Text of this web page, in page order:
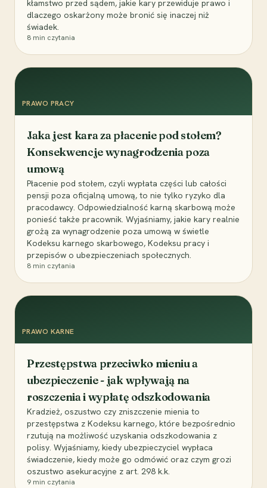
kłamstwo przed sądem, jakie kary przewiduje prawo i
dlaczego oskarżony może bronić się inaczej niż
świadek.
8 min czytania
PRAWO PRACY
Jaka jest kara za płacenie pod stołem?
Konsekwencje wynagrodzenia poza
umową
Płacenie pod stołem, czyli wypłata części lub całości
pensji poza oficjalną umową, to nie tylko ryzyko dla
pracodawcy. Odpowiedzialność karną skarbową może
ponieść także pracownik. Wyjaśniamy, jakie kary realnie
grożą za wynagrodzenie poza umową w świetle
Kodeksu karnego skarbowego, Kodeksu pracy i
przepisów o ubezpieczeniach społecznych.
8 min czytania
PRAWO KARNE
Przestępstwa przeciwko mieniu a
ubezpieczenie - jak wpływają na
roszczenia i wypłatę odszkodowania
Kradzież, oszustwo czy zniszczenie mienia to
przestępstwa z Kodeksu karnego, które bezpośrednio
rzutują na możliwość uzyskania odszkodowania z
polisy. Wyjaśniamy, kiedy ubezpieczyciel wypłaca
świadczenie, kiedy może go odmówić oraz czym grozi
oszustwo asekuracyjne z art. 298 k.k.
9 min czytania